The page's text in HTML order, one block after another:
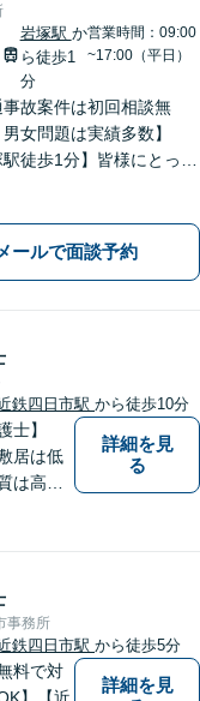
岩塚駅 か
ら徒歩1
分
営業時間：09:00
~17:00（平日）
事故案件は初回相談無
女問題は実績多数】
駅徒歩1分】皆様にとって
ールで面談予約
鉄四日市駅 から徒歩10分
士】
居は低
は高く
題／企
応可
】どう
詳細を見
る
事務所
鉄四日市駅 から徒歩5分
料で対
】【近
詳細を見